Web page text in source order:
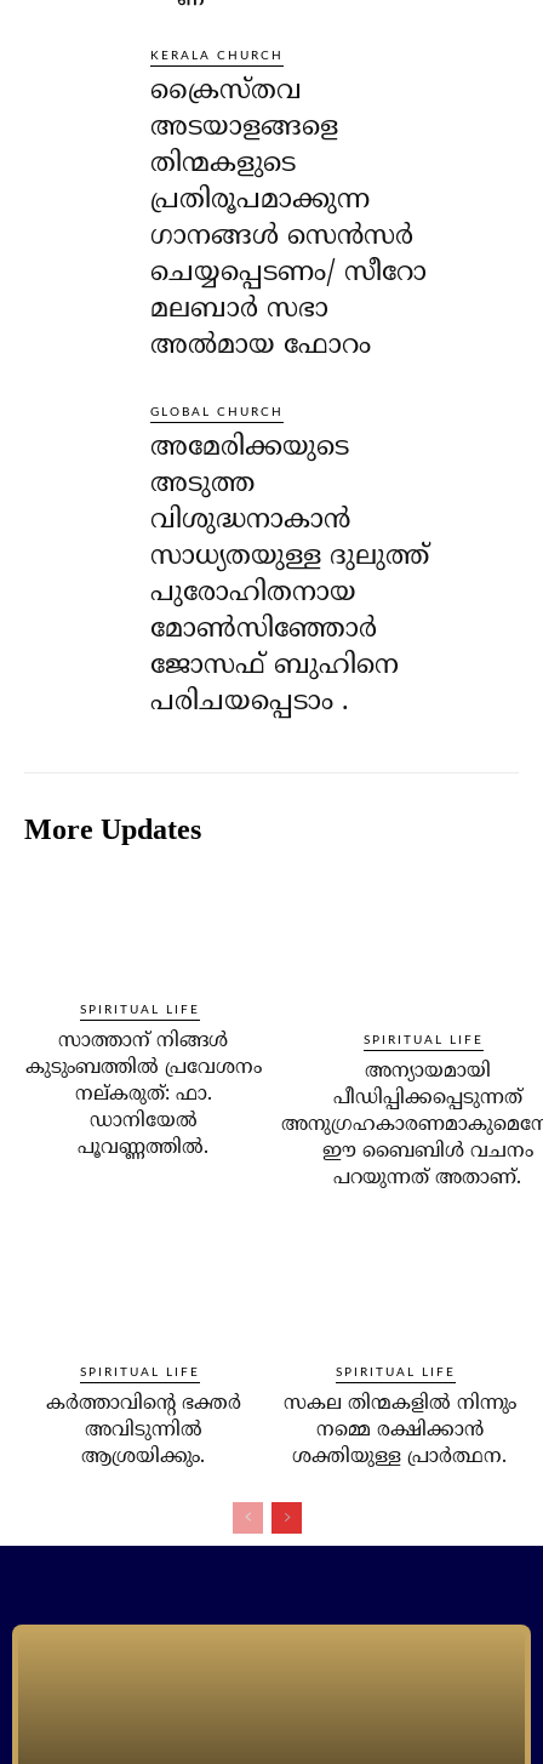
KERALA CHURCH
ക്രൈസ്തവ
അടയാളങ്ങളെ
തിന്മകളുടെ
പ്രതിരൂപമാക്കുന്ന
ഗാനങ്ങൾ സെൻസർ
ചെയ്യപ്പെടണം/ സീറോ
മലബാർ സഭാ
അൽമായ ഫോറം
GLOBAL CHURCH
അമേരിക്കയുടെ
അടുത്ത
വിശുദ്ധനാകാൻ
സാധ്യതയുള്ള ദുലുത്ത്
പുരോഹിതനായ
മോൺസിഞ്ഞോർ
ജോസഫ് ബുഹിനെ
പരിചയപ്പെടാം .
More Updates
SPIRITUAL LIFE
സാത്താന് നിങ്ങള്‍
കുടുംബത്തില്‍ പ്രവേശനം
നല്കരുത്: ഫാ.
ഡാനിയേല്‍
പൂവണ്ണത്തില്‍.
SPIRITUAL LIFE
അന്യായമായി
പീഡിപ്പിക്കപ്പെടുന്നത്
ഈ ബൈബിള്‍ വചനം
പറയുന്നത് അതാണ്.
SPIRITUAL LIFE
കര്‍ത്താവിന്റെ ഭക്തര്‍
അവിടുന്നില്‍
ആശ്രയിക്കും.
SPIRITUAL LIFE
സകല തിന്മകളില്‍ നിന്നും
നമ്മെ രക്ഷിക്കാന്‍
ശക്തിയുള്ള പ്രാര്‍ത്ഥന.